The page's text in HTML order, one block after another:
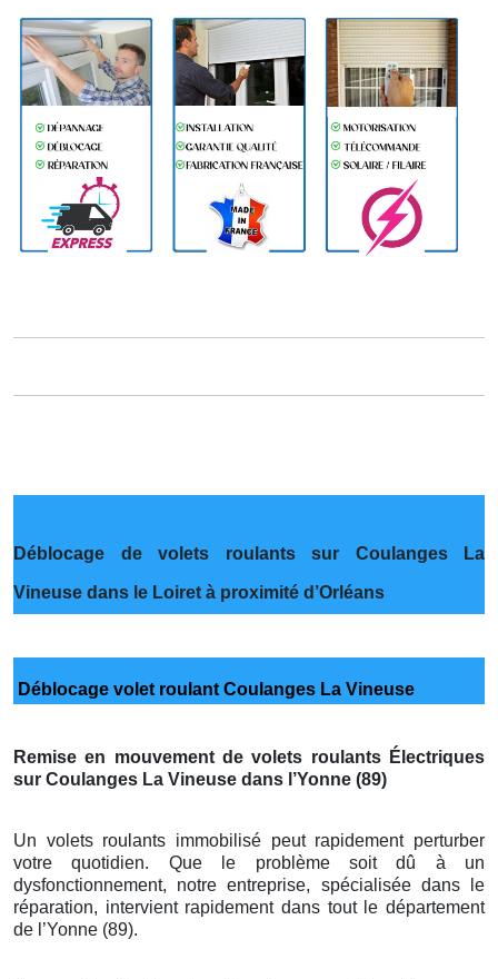
Déblocage de volets roulants sur Coulanges La
Vineuse dans le Loiret à proximité d’Orléans
Déblocage volet roulant Coulanges La Vineuse
Remise en mouvement de volets roulants Électriques
sur Coulanges La Vineuse dans l’Yonne (89)
Un volets roulants immobilisé peut rapidement perturber
votre quotidien. Que le problème soit dû à un
dysfonctionnement, notre entreprise, spécialisée dans le
réparation, intervient rapidement dans tout le département
de l’Yonne (89).